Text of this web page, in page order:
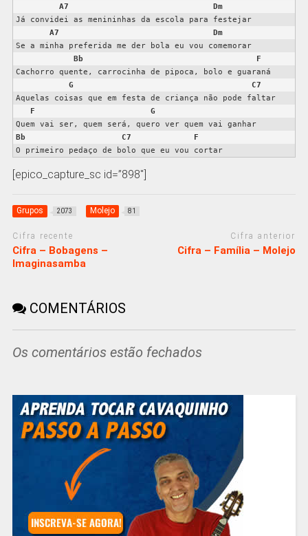
A7
Dm
Já convidei as menininhas da escola para festejar
A7
Dm
Se a minha preferida me der bola eu vou comemorar
Bb
F
Cachorro quente, carrocinha de pipoca, bolo e guaraná
G
C7
Aquelas coisas que em festa de criança não pode faltar
F
G
Quem vai ser, quem será, quero ver quem vai ganhar
Bb
C7
F
O primeiro pedaço de bolo que eu vou cortar
[epico_capture_sc id=”898″]
Grupos 2073 Molejo 81
Cifra recente
Cifra – Bobagens –
Imaginasamba
Cifra anterior
Cifra – Família – Molejo
COMENTÁRIOS
Os comentários estão fechados